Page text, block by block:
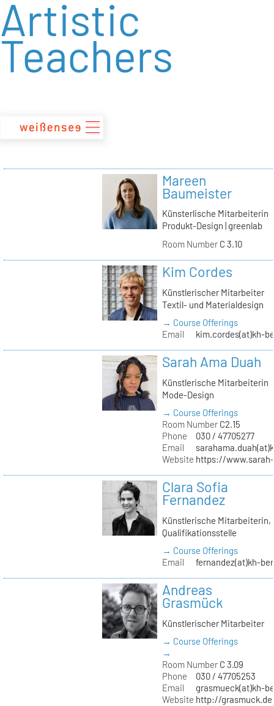
zum
Inhalt
Artistic
Teachers
Mareen
Baumeister
Künsterlische Mitarbeiterin
Produkt-Design | greenlab
Room NumberC 3.10
Kim Cordes
Künstlerischer Mitarbeiter
Textil- und Materialdesign
→ Course Offerings
Email
kim.cordes(at)kh-
Sarah Ama Duah
Künstlerische Mitarbeiterin
Mode-Design
→ Course Offerings
Room NumberC2.15
Phone
030 / 47705277
Email
Website https://
Clara Sofia
Fernandez
Künstlerische Mitarbeiterin,
Qualifikationsstelle
→ Course Offerings
Email
fernandez(at)kh-
Andreas
Grasmück
Künstlerischer Mitarbeiter
→ Course Offerings
→
Room NumberC 3.09
Phone
030 / 47705253
Email
grasmueck(at)kh-
Website http://